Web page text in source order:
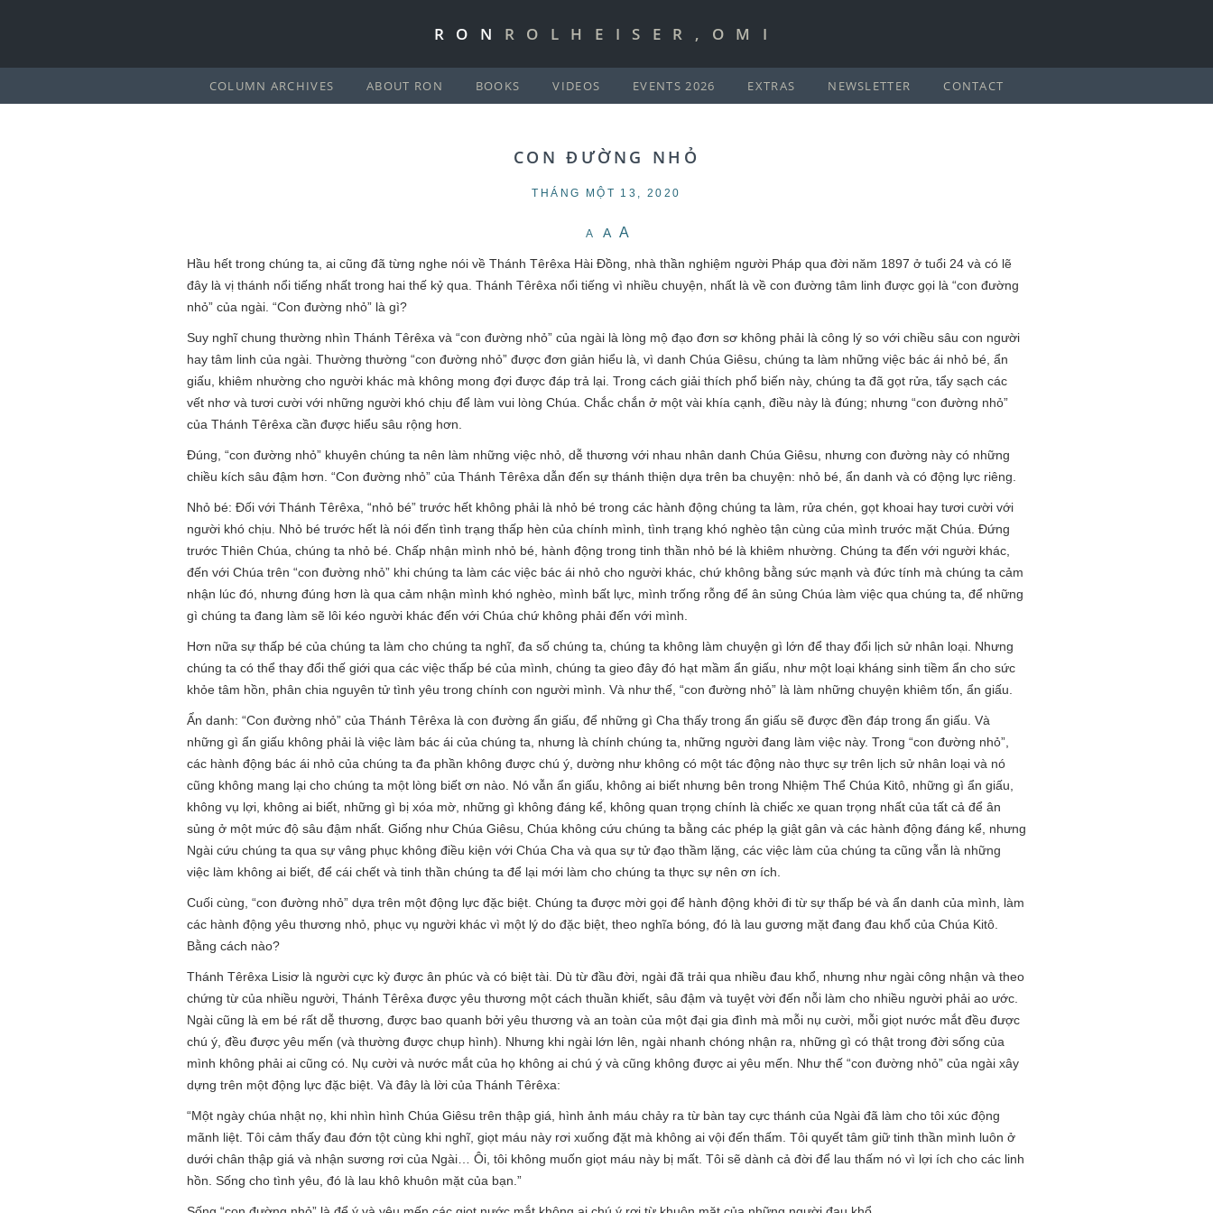
RON ROLHEISER,OMI
COLUMN ARCHIVES ABOUT RON BOOKS VIDEOS EVENTS 2026 EXTRAS NEWSLETTER CONTACT
CON ĐƯỜNG NHỎ
THÁNG MỘT 13, 2020
A A A
Hầu hết trong chúng ta, ai cũng đã từng nghe nói về Thánh Têrêxa Hài Đồng, nhà thần nghiệm người Pháp qua đời năm 1897 ở tuổi 24 và có lẽ
đây là vị thánh nổi tiếng nhất trong hai thế kỷ qua. Thánh Têrêxa nổi tiếng vì nhiều chuyện, nhất là về con đường tâm linh được gọi là “con đường
nhỏ” của ngài. “Con đường nhỏ” là gì?
Suy nghĩ chung thường nhìn Thánh Têrêxa và “con đường nhỏ” của ngài là lòng mộ đạo đơn sơ không phải là công lý so với chiều sâu con người
hay tâm linh của ngài. Thường thường “con đường nhỏ” được đơn giản hiểu là, vì danh Chúa Giêsu, chúng ta làm những việc bác ái nhỏ bé, ẩn
giấu, khiêm nhường cho người khác mà không mong đợi được đáp trả lại. Trong cách giải thích phổ biến này, chúng ta đã gọt rửa, tẩy sạch các
vết nhơ và tươi cười với những người khó chịu để làm vui lòng Chúa. Chắc chắn ở một vài khía cạnh, điều này là đúng; nhưng “con đường nhỏ”
của Thánh Têrêxa cần được hiểu sâu rộng hơn.
Đúng, “con đường nhỏ” khuyên chúng ta nên làm những việc nhỏ, dễ thương với nhau nhân danh Chúa Giêsu, nhưng con đường này có những
chiều kích sâu đậm hơn. “Con đường nhỏ” của Thánh Têrêxa dẫn đến sự thánh thiện dựa trên ba chuyện: nhỏ bé, ẩn danh và có động lực riêng.
Nhỏ bé: Đối với Thánh Têrêxa, “nhỏ bé” trước hết không phải là nhỏ bé trong các hành động chúng ta làm, rửa chén, gọt khoai hay tươi cười với
người khó chịu. Nhỏ bé trước hết là nói đến tình trạng thấp hèn của chính mình, tình trạng khó nghèo tận cùng của mình trước mặt Chúa. Đứng
trước Thiên Chúa, chúng ta nhỏ bé. Chấp nhận mình nhỏ bé, hành động trong tinh thần nhỏ bé là khiêm nhường. Chúng ta đến với người khác,
đến với Chúa trên “con đường nhỏ” khi chúng ta làm các việc bác ái nhỏ cho người khác, chứ không bằng sức mạnh và đức tính mà chúng ta cảm
nhận lúc đó, nhưng đúng hơn là qua cảm nhận mình khó nghèo, mình bất lực, mình trống rỗng để ân sủng Chúa làm việc qua chúng ta, để những
gì chúng ta đang làm sẽ lôi kéo người khác đến với Chúa chứ không phải đến với mình.
Hơn nữa sự thấp bé của chúng ta làm cho chúng ta nghĩ, đa số chúng ta, chúng ta không làm chuyện gì lớn để thay đổi lịch sử nhân loại. Nhưng
chúng ta có thể thay đổi thế giới qua các việc thấp bé của mình, chúng ta gieo đây đó hạt mầm ẩn giấu, như một loại kháng sinh tiềm ẩn cho sức
khỏe tâm hồn, phân chia nguyên tử tình yêu trong chính con người mình. Và như thế, “con đường nhỏ” là làm những chuyện khiêm tốn, ẩn giấu.
Ẩn danh: “Con đường nhỏ” của Thánh Têrêxa là con đường ẩn giấu, để những gì Cha thấy trong ẩn giấu sẽ được đền đáp trong ẩn giấu. Và
những gì ẩn giấu không phải là việc làm bác ái của chúng ta, nhưng là chính chúng ta, những người đang làm việc này. Trong “con đường nhỏ”,
các hành động bác ái nhỏ của chúng ta đa phần không được chú ý, dường như không có một tác động nào thực sự trên lịch sử nhân loại và nó
cũng không mang lại cho chúng ta một lòng biết ơn nào. Nó vẫn ẩn giấu, không ai biết nhưng bên trong Nhiệm Thể Chúa Kitô, những gì ẩn giấu,
không vụ lợi, không ai biết, những gì bị xóa mờ, những gì không đáng kể, không quan trọng chính là chiếc xe quan trọng nhất của tất cả để ân
sủng ở một mức độ sâu đậm nhất. Giống như Chúa Giêsu, Chúa không cứu chúng ta bằng các phép lạ giật gân và các hành động đáng kể, nhưng
Ngài cứu chúng ta qua sự vâng phục không điều kiện với Chúa Cha và qua sự tử đạo thầm lặng, các việc làm của chúng ta cũng vẫn là những
việc làm không ai biết, để cái chết và tinh thần chúng ta để lại mới làm cho chúng ta thực sự nên ơn ích.
Cuối cùng, “con đường nhỏ” dựa trên một động lực đặc biệt. Chúng ta được mời gọi để hành động khởi đi từ sự thấp bé và ẩn danh của mình, làm
các hành động yêu thương nhỏ, phục vụ người khác vì một lý do đặc biệt, theo nghĩa bóng, đó là lau gương mặt đang đau khổ của Chúa Kitô.
Bằng cách nào?
Thánh Têrêxa Lisiơ là người cực kỳ được ân phúc và có biệt tài. Dù từ đầu đời, ngài đã trải qua nhiều đau khổ, nhưng như ngài công nhận và theo
chứng từ của nhiều người, Thánh Têrêxa được yêu thương một cách thuần khiết, sâu đậm và tuyệt vời đến nỗi làm cho nhiều người phải ao ước.
Ngài cũng là em bé rất dễ thương, được bao quanh bởi yêu thương và an toàn của một đại gia đình mà mỗi nụ cười, mỗi giọt nước mắt đều được
chú ý, đều được yêu mến (và thường được chụp hình). Nhưng khi ngài lớn lên, ngài nhanh chóng nhận ra, những gì có thật trong đời sống của
mình không phải ai cũng có. Nụ cười và nước mắt của họ không ai chú ý và cũng không được ai yêu mến. Như thế “con đường nhỏ” của ngài xây
dựng trên một động lực đặc biệt. Và đây là lời của Thánh Têrêxa:
“Một ngày chúa nhật nọ, khi nhìn hình Chúa Giêsu trên thập giá, hình ảnh máu chảy ra từ bàn tay cực thánh của Ngài đã làm cho tôi xúc động
mãnh liệt. Tôi cảm thấy đau đớn tột cùng khi nghĩ, giọt máu này rơi xuống đặt mà không ai vội đến thấm. Tôi quyết tâm giữ tinh thần mình luôn ở
dưới chân thập giá và nhận sương rơi của Ngài… Ôi, tôi không muốn giọt máu này bị mất. Tôi sẽ dành cả đời để lau thấm nó vì lợi ích cho các linh
hồn. Sống cho tình yêu, đó là lau khô khuôn mặt của bạn.”